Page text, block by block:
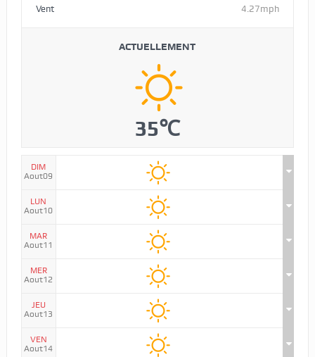
Vent
4.27mph
ACTUELLEMENT
35℃
DIM
Aout09
LUN
Aout10
MAR
Aout11
MER
Aout12
JEU
Aout13
VEN
Aout14